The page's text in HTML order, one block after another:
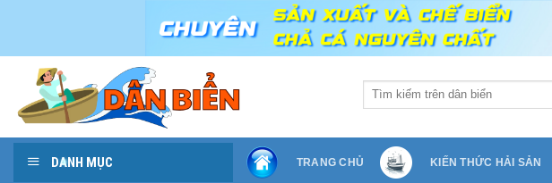
Search
DANH MỤC TRANG CHỦ KIẾN THỨC HẢI SẢN